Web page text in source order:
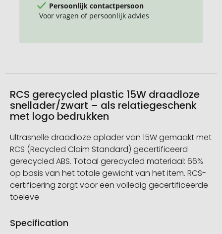
Persoonlijk contactpersoon
Voor vragen of persoonlijk advies
RCS gerecycled plastic 15W draadloze
snellader/zwart – als relatiegeschenk
met logo bedrukken
Ultrasnelle draadloze oplader van 15W gemaakt met
RCS (Recycled Claim Standard) gecertificeerd
gerecycled ABS. Totaal gerecycled materiaal: 66%
op basis van het totale gewicht van het item. RCS-
certificering zorgt voor een volledig gecertificeerde
toeleve
Specification